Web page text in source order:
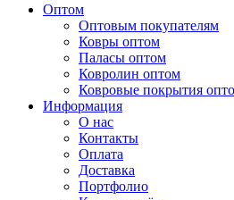
Оптом
Оптовым покупателям
Ковры оптом
Паласы оптом
Ковролин оптом
Ковровые покрытия
Информация
О нас
Контакты
Оплата
Доставка
Портфолио